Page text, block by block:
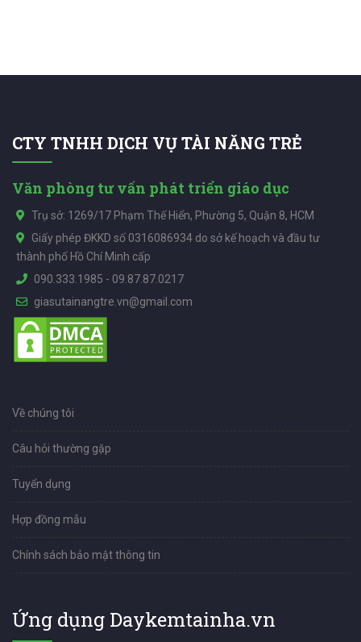
CTY TNHH DỊCH VỤ TÀI NĂNG TRẺ
Văn phòng tư vấn phát triển giáo dục
Trụ sở: 1269/17 Phạm Thế Hiển, Phường 5, Quận 8, HCM
Giấy phép ĐKKD số 0316086934 do sở kế hoạch và đầu tư
thành phố Hồ Chí Minh cấp
090.333.1985 - 09.87.87.0217
giasutainangtre.vn@gmail.com
Về chúng tôi
Câu hỏi thường gặp
Tuyển dụng
Hợp đồng mẫu
Chính sách bảo mật thông tin
Ứng dụng Daykemtainha.vn